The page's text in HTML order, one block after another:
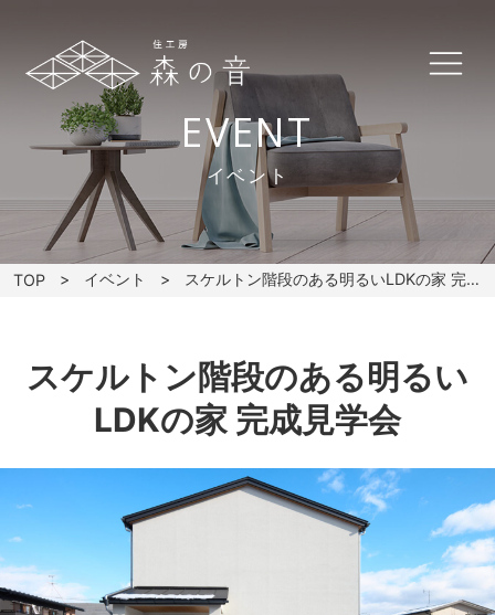
EVENT
イベント
TOP イベント スケルトン階段のある明るいLDKの家 完成見学会
スケルトン階段のある明るい
LDKの家 完成見学会